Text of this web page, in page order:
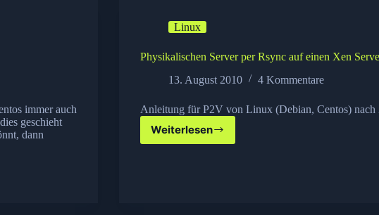
immer auch
geschieht
dann
Linux
Physikalischen Server per Rsync auf einen Xen
13. August 2010
4 Kommentare
Anleitung für P2V von Linux (Debian, Centos) nach
WeiterlesenPhysikalischen